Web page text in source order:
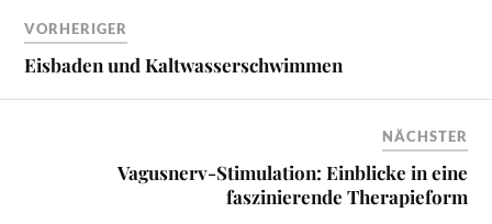
VORHERIGER
Eisbaden und Kaltwasserschwimmen
NÄCHSTER
Vagusnerv-Stimulation: Einblicke in eine
faszinierende Therapieform